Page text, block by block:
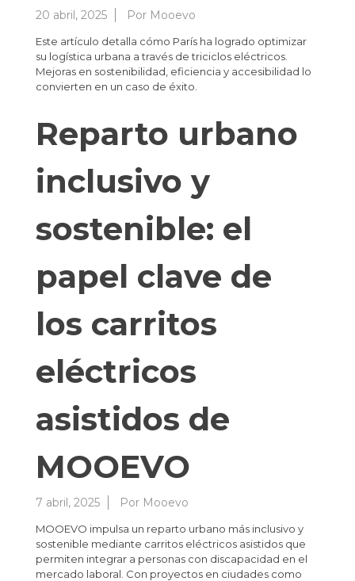
20 abril, 2025 Por Mooevo
Este artículo detalla cómo París ha logrado optimizar
su logística urbana a través de triciclos eléctricos.
Mejoras en sostenibilidad, eficiencia y accesibilidad lo
convierten en un caso de éxito.
Reparto urbano
inclusivo y
sostenible: el
papel clave de
los carritos
eléctricos
asistidos de
MOOEVO
7 abril, 2025 Por Mooevo
MOOEVO impulsa un reparto urbano más inclusivo y
sostenible mediante carritos eléctricos asistidos que
permiten integrar a personas con discapacidad en el
mercado laboral. Con proyectos en ciudades como